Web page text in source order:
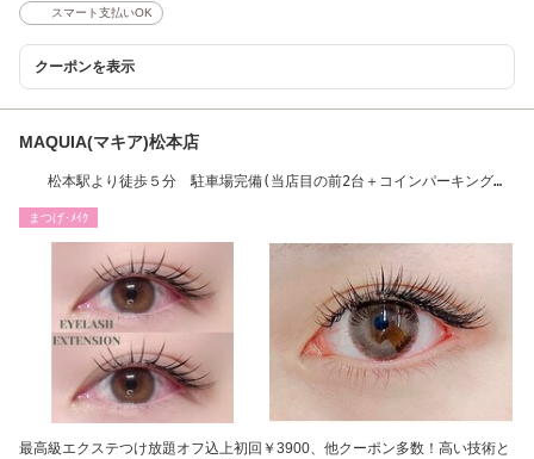
スマート支払いOK
クーポンを表示
MAQUIA(マキア)松本店
松本駅より徒歩５分 駐車場完備(当店目の前2台＋コインパーキング）
まつげ･ﾒｲｸ
最高級エクステつけ放題オフ込上初回￥3900、他クーポン多数！高い技術と